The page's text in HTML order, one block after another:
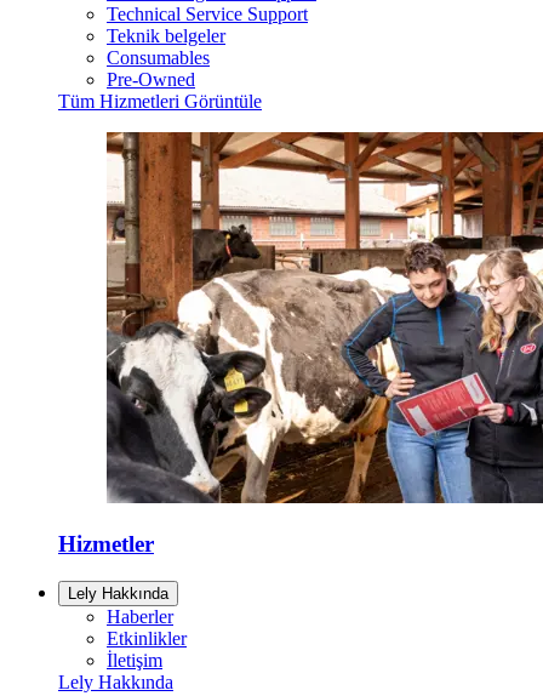
Technical Service Support
Teknik belgeler
Consumables
Pre-Owned
Tüm Hizmetleri Görüntüle
Hizmetler
Lely Hakkında
Haberler
Etkinlikler
İletişim
Lely Hakkında